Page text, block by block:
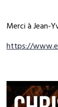
Merci à Jean-
https://